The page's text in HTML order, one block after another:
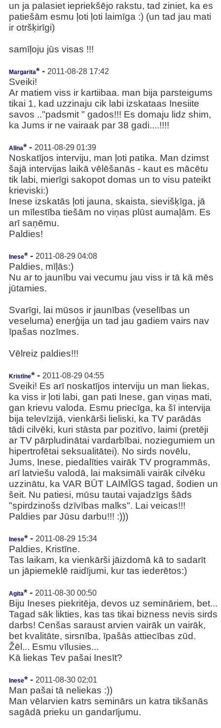
un ja palasiet iepriekšējo rakstu, tad ziniet, ka es
patiešām esmu ļoti ļoti laimīga :) (un tad jau mati
ir otršķirīgi)
samīļoju jūs visas !!!
Margarita* - 2011-08-28 17:42
Sveiki!
Ar matiem viss ir kartiibaa. man bija parsteigums
tikai 1, kad uzzinaju cik labi izskataas Inesiite
savos .."padsmit " gados!!! Es domaju lidz shim,
ka Jums ir ne vairaak par 38 gadi....!!!!
Alīna* - 2011-08-29 01:39
Noskatījos interviju, man ļoti patika. Man dzimst
šajā intervijas laikā vēlēšanās - kaut es mācētu
tik labi, mierīgi sakopot domas un to visu pateikt
krieviski:)
Inese izskatās ļoti jauna, skaista, sievišķīga, jā
un mīlestība tiešām no viņas plūst aumaļām. Es
arī saņēmu.
Paldies!
Inese* - 2011-08-29 04:08
Paldies, mīļās:)
Nu ar to jaunību vai vecumu jau viss ir tā kā mēs
jūtamies.
Svarīgi, lai mūsos ir jaunības (veselības un
veseluma) enerģija un tad jau gadiem vairs nav
īpašas nozīmes.
Vēlreiz paldies!!!
Kristīne* - 2011-08-29 04:55
Sveiki! Es arī noskatījos interviju un man liekas,
ka viss ir ļoti labi, gan pati Inese, gan viņas mati,
gan krievu valoda. Esmu priecīga, ka šī intervija
bija televīzijā, vienkārši lieliski, ka TV parādās
tādi cilvēki, kuri stāsta par pozitīvo, laimi (pretēji
ar TV pārpludinātai vardarbībai, noziegumiem un
hipertrofētai seksualitātei). No sirds novēlu,
Jums, Inese, piedalīties vairāk TV programmās,
arī latviešu valodā, lai maksimāli vairāk cilvēku
uzzinātu, ka VAR BŪT LAIMĪGS tagad, šodien un
šeit. Nu patiesi, mūsu tautai vajadzīgs šāds
"spirdzinošs dzīvības malks". Lai veicas!!!
Paldies par Jūsu darbu!!! :)))
Inese* - 2011-08-29 15:34
Paldies, Kristīne.
Tas laikam, ka vienkārši jāizdomā kā to sadarīt
un jāpiemeklē raidījumi, kur tas iederētos:)
Agita* - 2011-08-30 00:50
Biju Ineses piekritēja, devos uz semināriem, bet...
Tagad sāk likties, kas tas tikai bizness nevis sirds
darbs! Cenšas saraust arvien vairāk un vairāk,
bet kvalitāte, sirsnība, īpašās attiecības zūd.
Žēl... Esmu vīlusies...
Kā liekas Tev pašai Inesīt?
Inese* - 2011-08-30 02:01
Man pašai tā neliekas :))
Man vēlarvien katrs seminārs un katra tikšanās
sagādā prieku un gandarījumu.